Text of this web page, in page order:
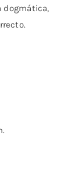
dogmática,